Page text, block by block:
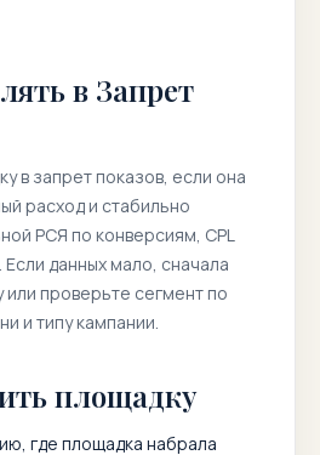
в Запрет
в запрет показов, если она
расход и стабильно
РСЯ по конверсиям, CPL
Если данных мало, сначала
или проверьте сегмент по
и типу кампании.
площадку
где площадка набрала